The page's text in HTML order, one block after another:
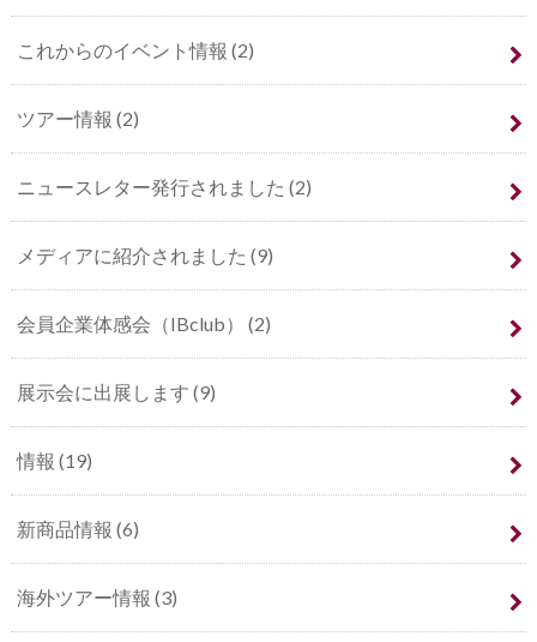
これからのイベント情報 (2)
ツアー情報 (2)
ニュースレター発行されました (2)
メディアに紹介されました (9)
会員企業体感会（IBclub） (2)
展示会に出展します (9)
情報 (19)
新商品情報 (6)
海外ツアー情報 (3)